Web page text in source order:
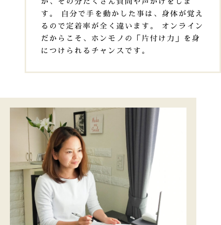
す。 自分で手を動かした事は、身体が覚え
るので定着率が全く違います。 オンライン
だからこそ、ホンモノの「片付け力」を身
につけられるチャンスです。